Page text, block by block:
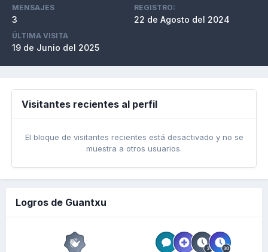
MENSAJES
3
REGISTRO:
22 de Agosto del 2024
ÚLTIMA VISITA
19 de Junio del 2025
Visitantes recientes al perfil
El bloque de visitantes recientes está desactivado y no se
muestra a otros usuarios.
Logros de Guantxu